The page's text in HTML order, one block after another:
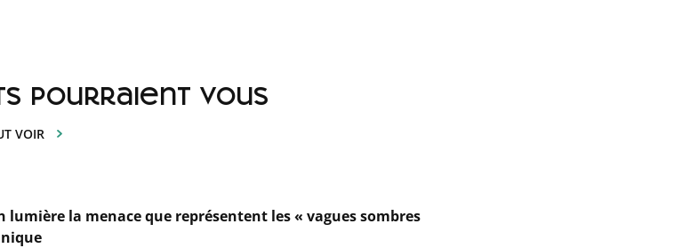
pourraient vous
VOIR
lumière la menace que représentent les « vagues sombres